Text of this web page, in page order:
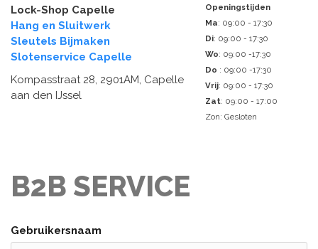
Lock-Shop Capelle
Hang en Sluitwerk
Sleutels Bijmaken
Slotenservice Capelle
Kompasstraat 28, 2901AM, Capelle
aan den IJssel
Openingstijden
Ma: 09:00 - 17:30
Di: 09:00 - 17:30
Wo: 09:00 -17:30
Do : 09:00 -17:30
Vrij: 09:00 - 17:30
Zat: 09:00 - 17:00
Zon: Gesloten
B2B SERVICE
Gebruikersnaam